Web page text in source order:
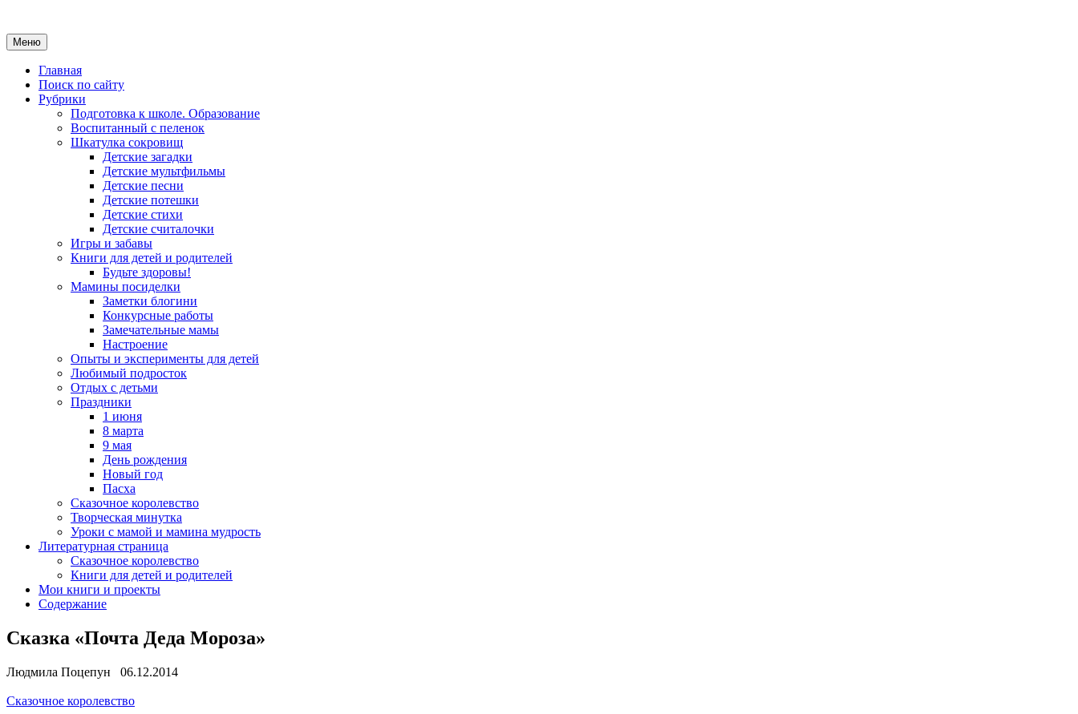
Меню
Главная
Поиск по сайту
Рубрики
Подготовка к школе. Образование
Воспитанный с пеленок
Шкатулка сокровищ
Детские загадки
Детские мультфильмы
Детские песни
Детские потешки
Детские стихи
Детские считалочки
Игры и забавы
Книги для детей и родителей
Будьте здоровы!
Мамины посиделки
Заметки блогини
Конкурсные работы
Замечательные мамы
Настроение
Опыты и эксперименты для детей
Любимый подросток
Отдых с детьми
Праздники
1 июня
8 марта
9 мая
День рождения
Новый год
Пасха
Сказочное королевство
Творческая минутка
Уроки с мамой и мамина мудрость
Литературная страница
Сказочное королевство
Книги для детей и родителей
Мои книги и проекты
Содержание
Сказка «Почта Деда Мороза»
Людмила Поцепун 06.12.2014
Сказочное королевство